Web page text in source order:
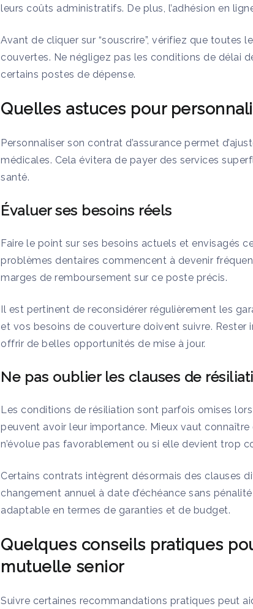
leurs coûts administratifs. De plus, l’adhésion en
Avant de cliquer sur “souscrire”, vérifiez que toutes
couvertes. Ne négligez pas les conditions de délai
certains postes de dépense.
Quelles astuces pour
Personnaliser son contrat d’assurance permet
médicales. Cela évitera de payer des services
santé.
Évaluer ses besoins réels
Faire le point sur ses besoins actuels et envisagés
problèmes dentaires commencent à devenir
marges de remboursement sur ce poste précis.
Il est pertinent de reconsidérer régulièrement les
et vos besoins de couverture doivent suivre.
offrir de belles opportunités de mise à jour.
Ne pas oublier les clauses de
Les conditions de résiliation sont parfois omises
peuvent avoir leur importance. Mieux vaut
n’évolue pas favorablement ou si elle devient trop
Certains contrats intègrent désormais des clauses
changement annuel à date d’échéance sans
adaptable en termes de garanties et de budget.
Quelques conseils pratiques
mutuelle senior
Suivre certaines recommandations pratiques peut